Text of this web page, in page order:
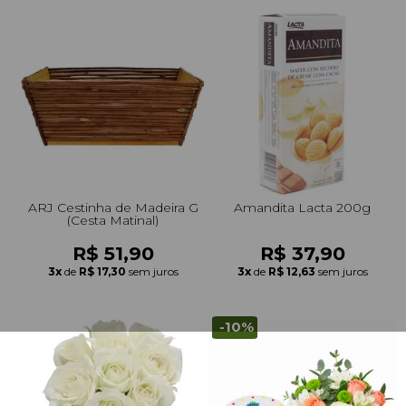
ARJ Cestinha de Madeira G
(Cesta Matinal)
R$ 51,90
3x de R$ 17,30 sem juros
Amandita Lacta 200g
R$ 37,90
3x de R$ 12,63 sem juros
-10%